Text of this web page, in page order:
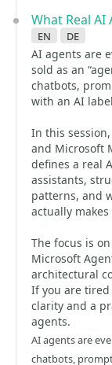
What Real AI
en
de
AI agents are
sold as an
chatbots,
with an AI
In this
and Microsoft
defines a real
assistants,
patterns, and
actually makes
The focus is
Microsoft
architectural
If you are tired
clarity and a
agents.
AI agents are
chatbots,